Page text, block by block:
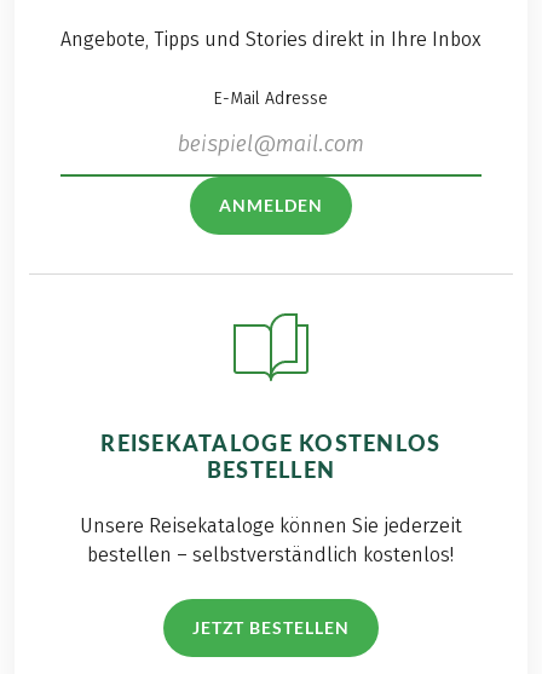
Angebote, Tipps und Stories direkt in Ihre Inbox
E-Mail Adresse
ANMELDEN
REISEKATALOGE KOSTENLOS
BESTELLEN
Unsere Reisekataloge können Sie jederzeit
bestellen – selbstverständlich kostenlos!
JETZT BESTELLEN